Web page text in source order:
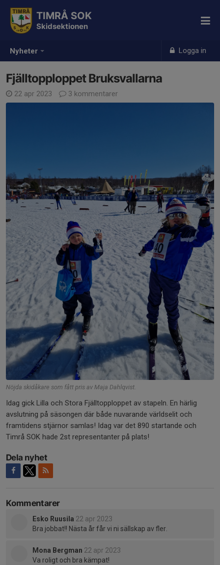
Nyheter Logga in
TIMRÅ SOK
Skidsektionen
Fjälltopploppet Bruksvallarna
22 apr 2023 3 kommentarer
Nöjda skidåkare som fått pris av Maja Dahlqvist.
Idag gick Lilla och Stora Fjälltopploppet av stapeln. En härlig
avslutning på säsongen där både nuvarande världselit och
framtidens stjärnor samlas! Idag var det 890 startande och
Timrå SOK hade 2st representanter på plats!
Dela nyhet
Kommentarer
Esko Ruusila 22 apr 2023
Bra jobbat!! Nästa år får vi ni sällskap av fler.
Mona Bergman 22 apr 2023
Va roligt och bra kämpat!